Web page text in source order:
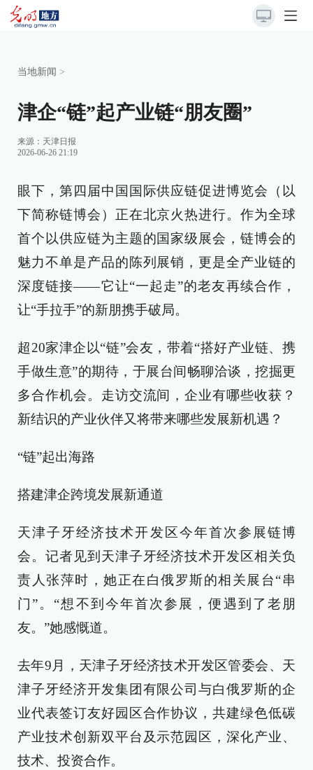
当地新闻 >
津企“链”起产业链“朋友圈”
来源： 天津日报
2026-06-26 21:19
眼下，第四届中国国际供应链促进博览会（以
下简称链博会）正在北京火热进行。作为全球
首个以供应链为主题的国家级展会，链博会的
魅力不单是产品的陈列展销，更是全产业链的
深度链接——它让“一起走”的老友再续合作，
让“手拉手”的新朋携手破局。
超20家津企以“链”会友，带着“搭好产业链、携
手做生意”的期待，于展台间畅聊洽谈，挖掘更
多合作机会。走访交流间，企业有哪些收获？
新结识的产业伙伴又将带来哪些发展新机遇？
“链”起出海路
搭建津企跨境发展新通道
天津子牙经济技术开发区今年首次参展链博
会。记者见到天津子牙经济技术开发区相关负
责人张萍时，她正在白俄罗斯的相关展台“串
门”。“想不到今年首次参展，便遇到了老朋
友。”她感慨道。
去年9月，天津子牙经济技术开发区管委会、天
津子牙经济开发集团有限公司与白俄罗斯的企
业代表签订友好园区合作协议，共建绿色低碳
产业技术创新双平台及示范园区，深化产业、
技术、投资合作。